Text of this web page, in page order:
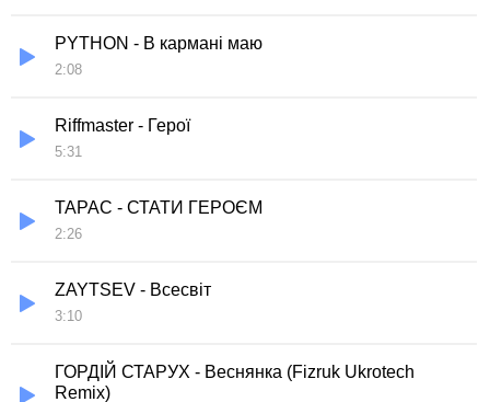
PYTHON - В кармані маю
2:08
Riffmaster - Герої
5:31
ТАРАС - СТАТИ ГЕРОЄМ
2:26
ZAYTSEV - Всесвіт
3:10
ГОРДІЙ СТАРУХ - Веснянка (Fizruk Ukrotech
Remix)